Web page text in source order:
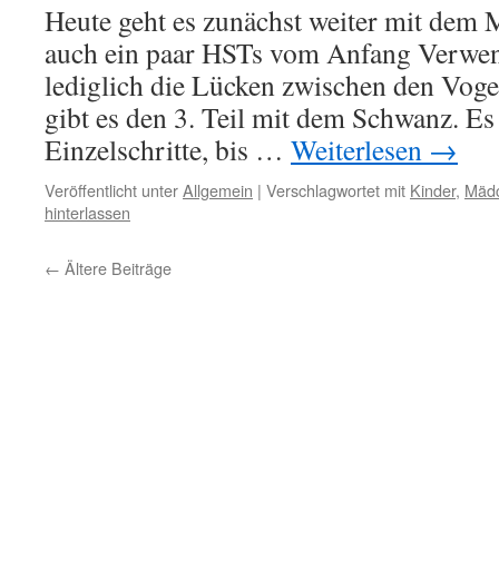
Heute geht es zunächst weiter mit dem
auch ein paar HSTs vom Anfang
lediglich die Lücken zwischen den
gibt es den 3. Teil mit dem Schwanz.
Einzelschritte, bis … Weiterlesen →
Veröffentlicht unterAllgemein | Verschlagwortet mit Kinder,
hinterlassen
← Ältere Beiträge